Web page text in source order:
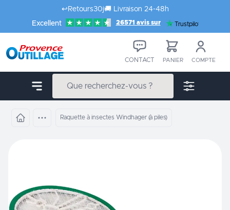
Aller au contenu
↩️ Retours30j🚚 Livraison 24-48h
Excellent
26571 avis sur Trustpilot
CONTACT PANIER COMPTE
Raquette à insectes Windhager (à piles)